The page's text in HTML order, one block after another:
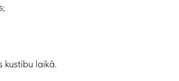
kustību laikā.